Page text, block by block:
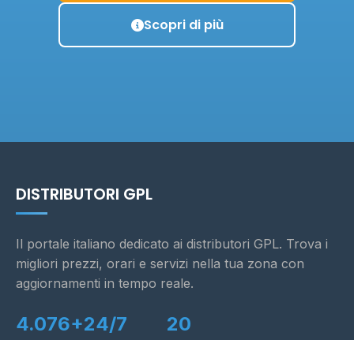
Scopri di più
DISTRIBUTORI GPL
Il portale italiano dedicato ai distributori GPL. Trova i
migliori prezzi, orari e servizi nella tua zona con
aggiornamenti in tempo reale.
4.076+24/7 20